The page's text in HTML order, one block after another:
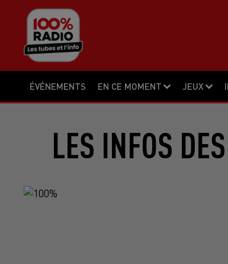
ÉVÉNEMENTS EN CE MOMENT JEUX
LES INFOS